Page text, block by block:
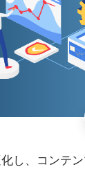
し、コンテ